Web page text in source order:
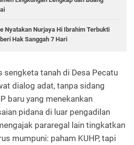
Nyatakan Nurjaya Hi Ibrahim Terbukti
Hak Sanggah 7 Hari
sengketa tanah di Desa Pecatu
dialog adat, tanpa sidang
baru yang menekankan
pidana di luar pengadilan
pararegal lain tingkatkan
mumpuni: paham KUHP, tapi